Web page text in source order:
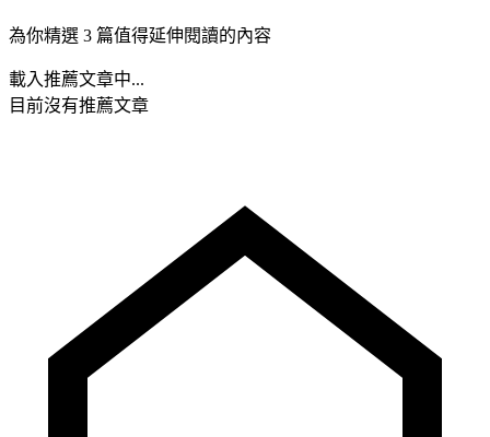
為你精選 3 篇值得延伸閱讀的內容
載入推薦文章中...
目前沒有推薦文章